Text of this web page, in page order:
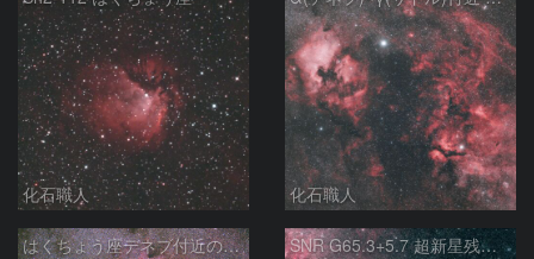
化石職人 化石職人
はくちょう座デネブ付近の空域 260720 SNR G65.3+5.7 超新星残骸 アルビレオ周辺 はくちょう座